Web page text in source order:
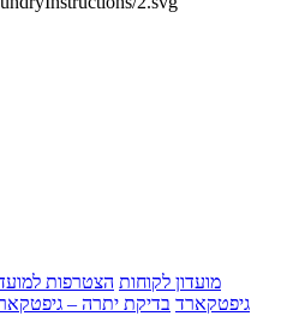
מועדון לקוחות הצטרפות
גיפטקארד בדיקת יתרה –